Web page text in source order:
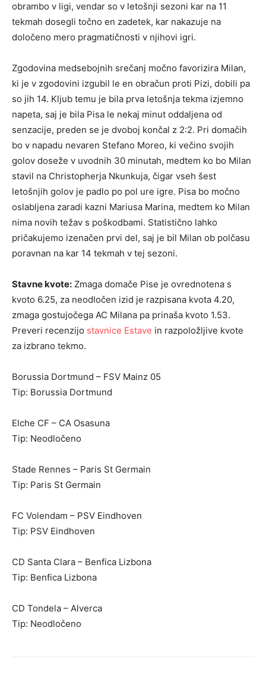
obrambo v ligi, vendar so v letošnji sezoni kar na 11
tekmah dosegli točno en zadetek, kar nakazuje na
določeno mero pragmatičnosti v njihovi igri.
Zgodovina medsebojnih srečanj močno favorizira Milan,
ki je v zgodovini izgubil le en obračun proti Pizi, dobili pa
so jih 14. Kljub temu je bila prva letošnja tekma izjemno
napeta, saj je bila Pisa le nekaj minut oddaljena od
senzacije, preden se je dvoboj končal z 2:2. Pri domačih
bo v napadu nevaren Stefano Moreo, ki večino svojih
golov doseže v uvodnih 30 minutah, medtem ko bo Milan
stavil na Christopherja Nkunkuja, čigar vseh šest
letošnjih golov je padlo po pol ure igre. Pisa bo močno
oslabljena zaradi kazni Mariusa Marina, medtem ko Milan
nima novih težav s poškodbami. Statistično lahko
pričakujemo izenačen prvi del, saj je bil Milan ob polčasu
poravnan na kar 14 tekmah v tej sezoni.
Stavne kvote: Zmaga domače Pise je ovrednotena s
kvoto 6.25, za neodločen izid je razpisana kvota 4.20,
zmaga gostujočega AC Milana pa prinaša kvoto 1.53.
Preveri recenzijo stavnice Estave in razpoložljive kvote
za izbrano tekmo.
Borussia Dortmund – FSV Mainz 05
Tip: Borussia Dortmund
Elche CF – CA Osasuna
Tip: Neodločeno
Stade Rennes – Paris St Germain
Tip: Paris St Germain
FC Volendam – PSV Eindhoven
Tip: PSV Eindhoven
CD Santa Clara – Benfica Lizbona
Tip: Benfica Lizbona
CD Tondela – Alverca
Tip: Neodločeno